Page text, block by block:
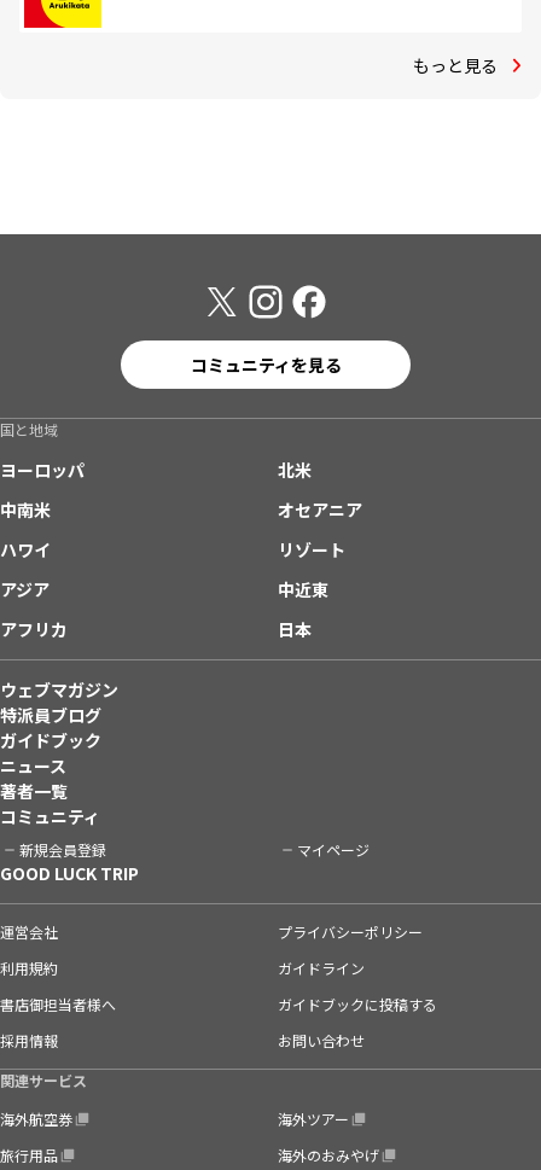
もっと見る
コミュニティを見る
国と地域
ヨーロッパ
北米
中南米
オセアニア
ハワイ
リゾート
アジア
中近東
アフリカ
日本
ウェブマガジン
特派員ブログ
ガイドブック
ニュース
著者一覧
コミュニティ
新規会員登録 マイページ
GOOD LUCK TRIP
運営会社
プライバシーポリシー
利用規約
ガイドライン
書店御担当者様へ
ガイドブックに投稿する
採用情報
お問い合わせ
関連サービス
海外航空券
海外ツアー
旅行用品
海外のおみやげ